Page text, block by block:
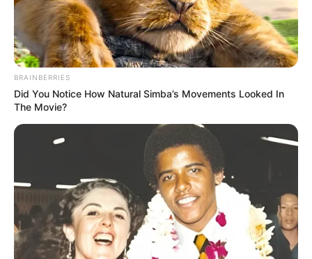
Κοινοποίησε άρθρο
Προσθήκη το newstok.gr στην Google
Ανακαλύψτε περισσότερα άρθρα στα αποτελέσματα
BRAINBERRIES
Did You Notice How Natural Simba’s Movements Looked In
The Movie?